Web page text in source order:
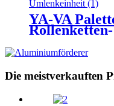
YA-VA
Die meistverkauften